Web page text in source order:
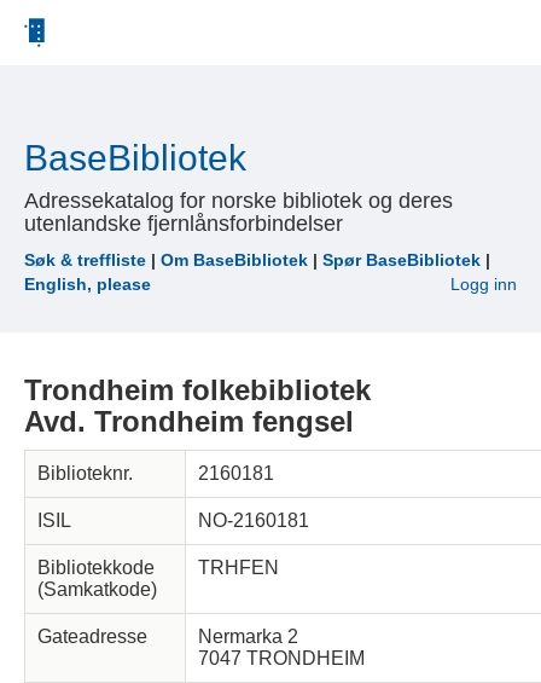
BaseBibliotek
Adressekatalog for norske bibliotek og deres
utenlandske fjernlånsforbindelser
Søk & treffliste | Om BaseBibliotek | Spør BaseBibliotek |
English, please
Logg inn
Trondheim folkebibliotek
Avd. Trondheim fengsel
Biblioteknr. 2160181
ISIL NO-2160181
Bibliotekkode
(Samkatkode)
TRHFEN
Gateadresse
Nermarka 2
7047 TRONDHEIM